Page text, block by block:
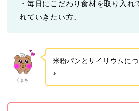
・毎日にこだわり食材を取り入れ
れていきたい方。
くまち
米粉パンとサイリウムに
♪